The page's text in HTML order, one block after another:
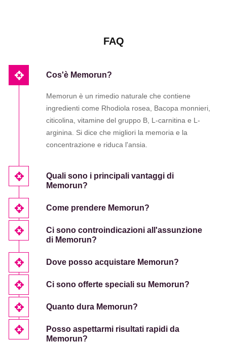
FAQ
Cos'è Memorun?
Memorun è un rimedio naturale che contiene
ingredienti come Rhodiola rosea, Bacopa monnieri,
citicolina, vitamine del gruppo B, L-carnitina e L-
arginina. Si dice che migliori la memoria e la
concentrazione e riduca l'ansia.
Quali sono i principali vantaggi di
Memorun?
Come prendere Memorun?
Ci sono controindicazioni all'assunzione
di Memorun?
Dove posso acquistare Memorun?
Ci sono offerte speciali su Memorun?
Quanto dura Memorun?
Posso aspettarmi risultati rapidi da
Memorun?